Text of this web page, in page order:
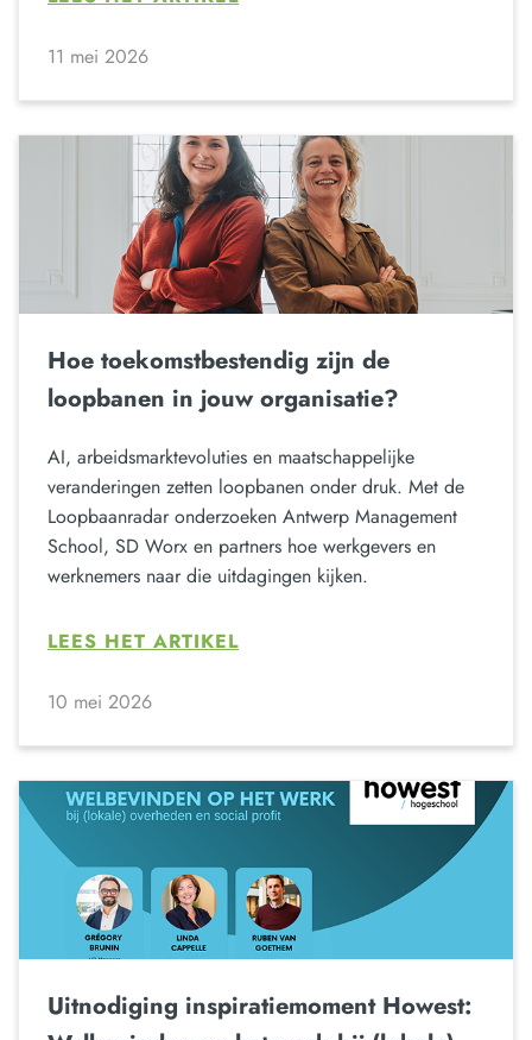
11 mei 2026
Hoe toekomstbestendig zijn de
loopbanen in jouw organisatie?
AI, arbeidsmarktevoluties en maatschappelijke
veranderingen zetten loopbanen onder druk. Met de
Loopbaanradar onderzoeken Antwerp Management
School, SD Worx en partners hoe werkgevers en
werknemers naar die uitdagingen kijken.
LEES HET ARTIKEL
10 mei 2026
Uitnodiging inspiratiemoment Howest: